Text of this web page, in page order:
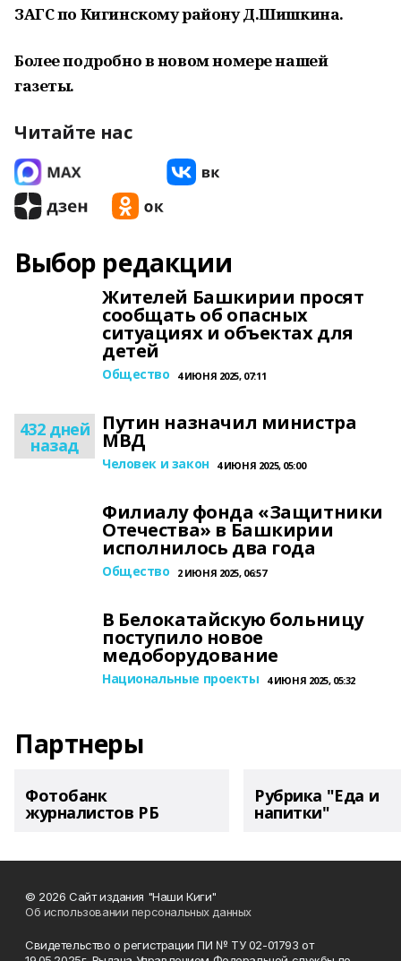
ЗАГС по Кигинскому району Д.Шишкина.
Более подробно в новом номере нашей
газеты.
Читайте нас
Выбор редакции
Жителей Башкирии просят
сообщать об опасных
ситуациях и объектах для
детей
Общество 4 ИЮНЯ 2025, 07:11
432 дней
назад
Путин назначил министра
МВД
Человек и закон 4 ИЮНЯ 2025, 05:00
Филиалу фонда «Защитники
Отечества» в Башкирии
исполнилось два года
Общество 2 ИЮНЯ 2025, 06:57
В Белокатайскую больницу
поступило новое
медоборудование
Национальные проекты 4 ИЮНЯ 2025, 05:32
Партнеры
Фотобанк
журналистов РБ
Рубрика "Еда и
напитки"
© 2026 Сайт издания "Наши Киги"
Об использовании персональных данных
Свидетельство о регистрации ПИ № ТУ 02-01793 от